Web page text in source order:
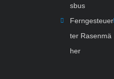
sbus
Ferngesteuer
ter Rasenmä
her